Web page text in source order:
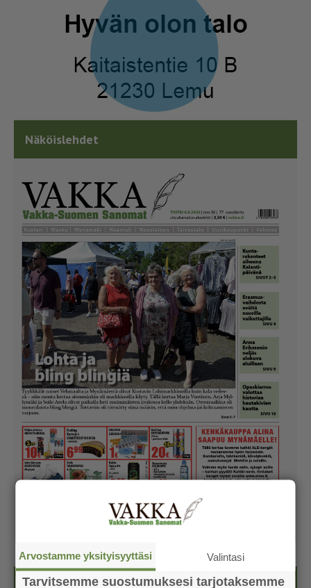
Näköislehdet
Arvostamme yksityisyyttäsi Valintasi
Tarvitsemme suostumuksesi tarjotaksemme